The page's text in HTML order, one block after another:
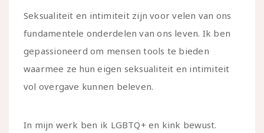
Seksualiteit en intimiteit zijn voor velen van ons
fundamentele onderdelen van ons leven. Ik ben
gepassioneerd om mensen tools te bieden
waarmee ze hun eigen seksualiteit en intimiteit
vol overgave kunnen beleven.
In mijn werk ben ik LGBTQ+ en kink bewust.